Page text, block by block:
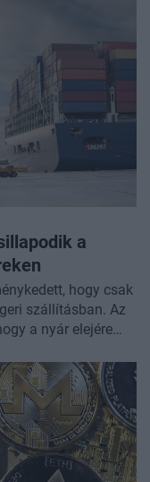
spekulánsok is
A szektorban
pedig a hazai
összesítettük.
a
hogy csak
szállításban. Az
a nyár elejére
drágulása, az
ugrást láttunk